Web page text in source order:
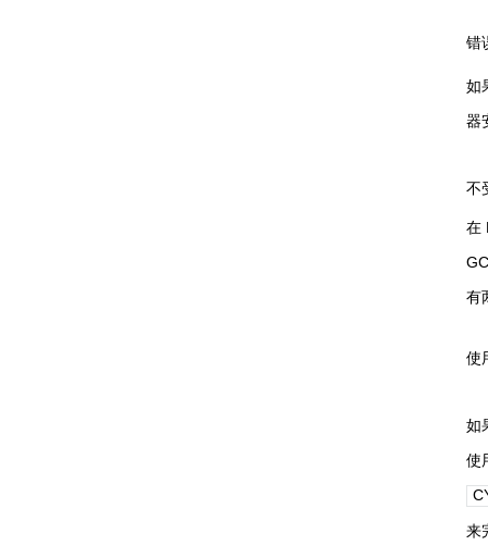
错
如
器
不
在
有
使
如
使
来